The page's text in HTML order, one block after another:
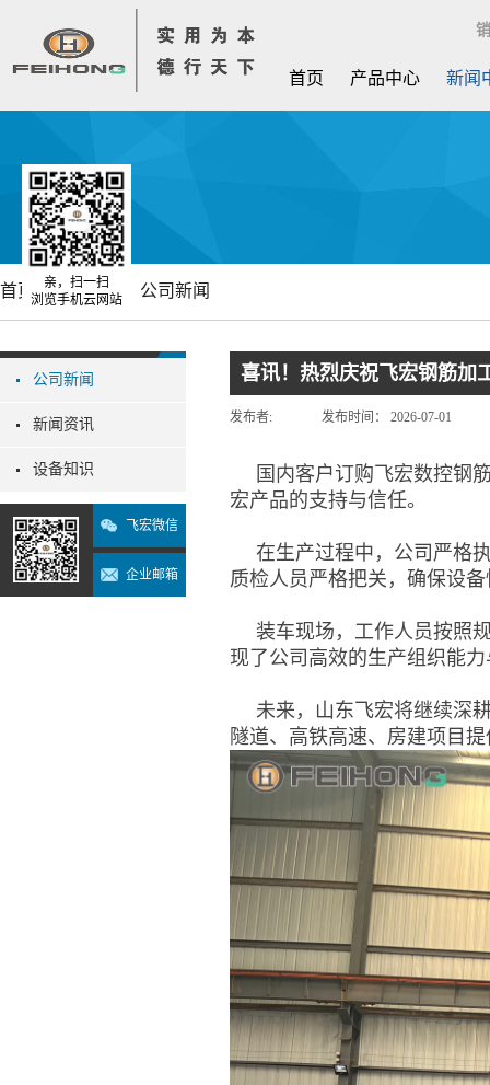
首页 产品中心 新闻
公司新闻
新闻资讯
设备知识
飞宏微信
企业邮箱
首页 新闻中心 公司新闻
喜讯！热烈庆祝飞宏钢筋加
发布者: 发布时间： 2026-07-01
国内客户订购飞宏数控钢
宏产品的支持与信任。
在生产过程中，公司严格
质检人员严格把关，确保设
装车现场，工作人员按照
现了公司高效的生产组织能
未来，山东飞宏将继续深
隧道、高铁高速、房建项目
亲，扫一扫
浏览手机云网站